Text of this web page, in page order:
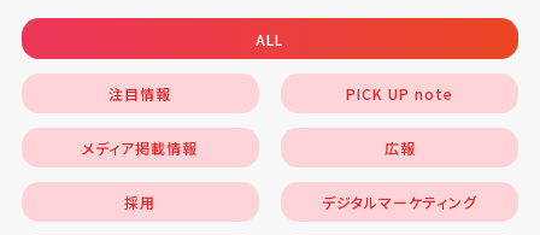
ALL
注目情報 PICK UP note
メディア掲載情報 広報
採用 デジタルマーケティング